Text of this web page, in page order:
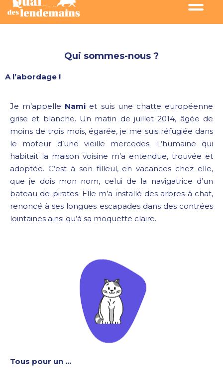
Qui sommes-nous ?​
A l’abordage !
Je m’appelle Nami et suis une chatte européenne
grise et blanche. Un matin de juillet 2014, âgée de
moins de trois mois, égarée, je me suis réfugiée dans
le moteur d’une vieille mercedes. L’humaine qui
habitait la maison voisine m’a entendue, trouvée et
adoptée. C’est à son filleul, en vacances chez elle,
que je dois mon nom, celui de la navigatrice d’un
bateau de pirates. Elle m’a installé des arbres à chat,
renoncé à ses longues escapades dans des contrées
lointaines ainsi qu’à sa moquette claire.
Tous pour un …